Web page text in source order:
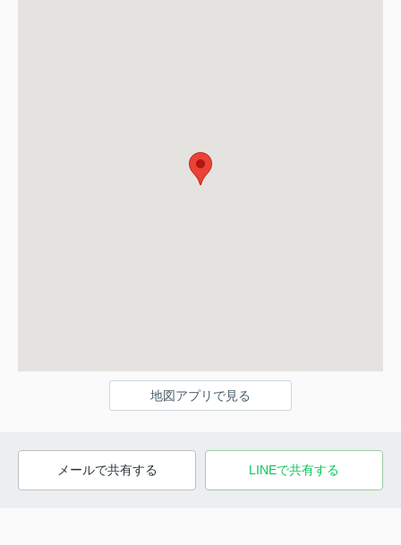
地図アプリで見る
メールで共有する LINEで共有する